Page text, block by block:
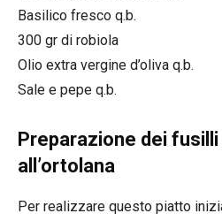
Basilico fresco q.b.
300 gr di robiola
Olio extra vergine d’oliva q.b.
Sale e pepe q.b.
Preparazione dei
all’ortolana
Per realizzare questo piatto